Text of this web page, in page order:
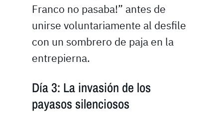
Franco no pasaba!” antes de
unirse voluntariamente al desfile
con un sombrero de paja en la
entrepierna.
Día 3: La invasión de los
payasos silenciosos